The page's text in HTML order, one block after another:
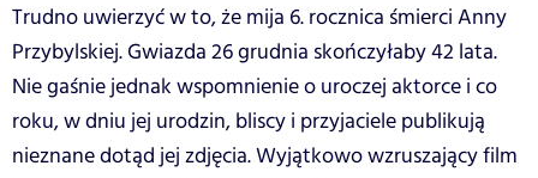
Trudno uwierzyć w to, że mija 6. rocznica śmierci Anny
Przybylskiej. Gwiazda 26 grudnia skończyłaby 42 lata.
Nie gaśnie jednak wspomnienie o uroczej aktorce i co
roku, w dniu jej urodzin, bliscy i przyjaciele publikują
nieznane dotąd jej zdjęcia. Wyjątkowo wzruszający film